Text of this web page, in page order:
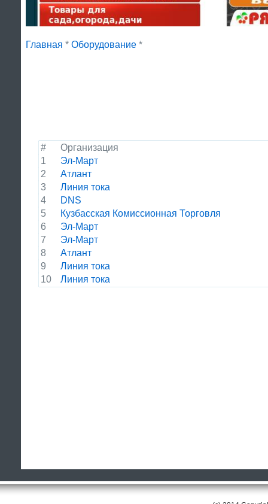
Главная * Оборудование *
#
Организация
1
Эл-Март
2
Атлант
3
Линия тока
4
DNS
5
Кузбасская Комиссионная Торговля
6
Эл-Март
7
Эл-Март
8
Атлант
9
Линия тока
10
Линия тока